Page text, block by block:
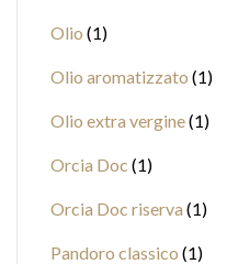
Olio 1
Olio aromatizzato 1
Olio extra vergine 1
Orcia Doc 1
Orcia Doc riserva 1
Pandoro classico 1